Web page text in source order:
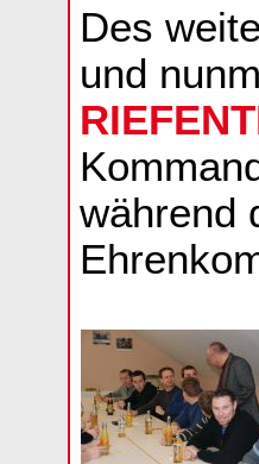
Des
und
während